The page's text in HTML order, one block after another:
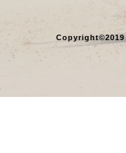
Copyright©2019